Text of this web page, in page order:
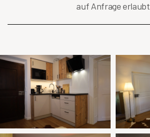
auf Anfrage erlaubt